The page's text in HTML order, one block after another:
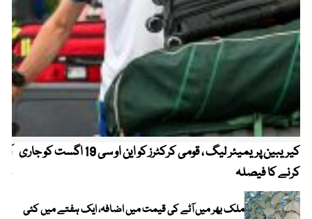
کیریبین پریمیئر لیگ ، قومی کرکٹرز کو این او سی 19 اگست کو جاری
کرنے کا فیصلہ
ملک بھر میں آٹے کی قیمت میں اضافہ، ایک ہفتے میں کئی